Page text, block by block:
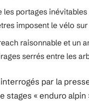
portages
imposent le vélo sur
raisonnable et un
serrés entre les
par la
stages « enduro